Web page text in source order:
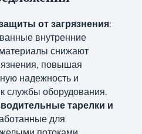
от загрязнения:
внутренние
снижают
повышая
надежность и
службы оборудования.
тарелки и
для